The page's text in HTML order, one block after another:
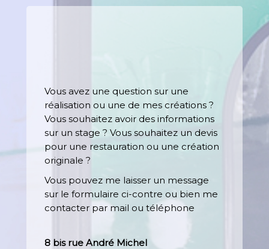
Vous avez une question sur une
réalisation ou une de mes créations ?
Vous souhaitez avoir des informations
sur un stage ? Vous souhaitez un devis
pour une restauration ou une création
originale ?
Vous pouvez me laisser un message
sur le formulaire ci-contre ou bien me
contacter par mail ou téléphone
8 bis rue André Michel